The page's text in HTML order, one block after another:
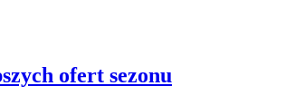
ofert sezonu